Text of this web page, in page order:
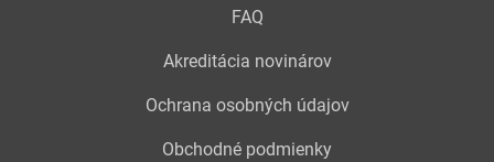
FAQ
Akreditácia novinárov
Ochrana osobných údajov
Obchodné podmienky